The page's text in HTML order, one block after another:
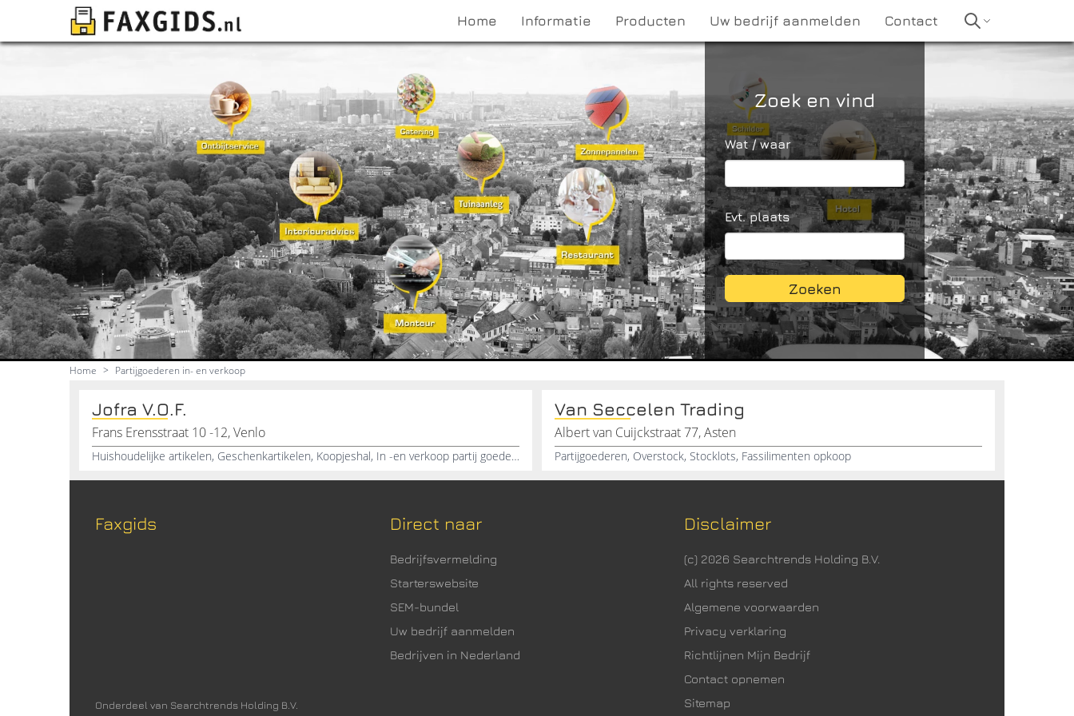
Home Informatie Producten Uw bedrijf aanmelden Contact
Zoek en vind
Wat / waar
Evt. plaats
Zoeken
Home > Partijgoederen in- en verkoop
Jofra V.O.F.
Frans Erensstraat 10 -12, Venlo
Huishoudelijke artikelen, Geschenkartikelen, Koopjeshal, In -en verkoop partij goederen, Venlo
Van Seccelen Trading
Albert van Cuijckstraat 77, Asten
Partijgoederen, Overstock, Stocklots, Fassilimenten opkoop
Faxgids
Onderdeel van Searchtrends Holding B.V.
Direct naar
Bedrijfsvermelding
Starterswebsite
SEM-bundel
Uw bedrijf aanmelden
Bedrijven in Nederland
Disclaimer
(c) 2026 Searchtrends Holding B.V.
All rights reserved
Algemene voorwaarden
Privacy verklaring
Richtlijnen Mijn Bedrijf
Contact opnemen
Sitemap